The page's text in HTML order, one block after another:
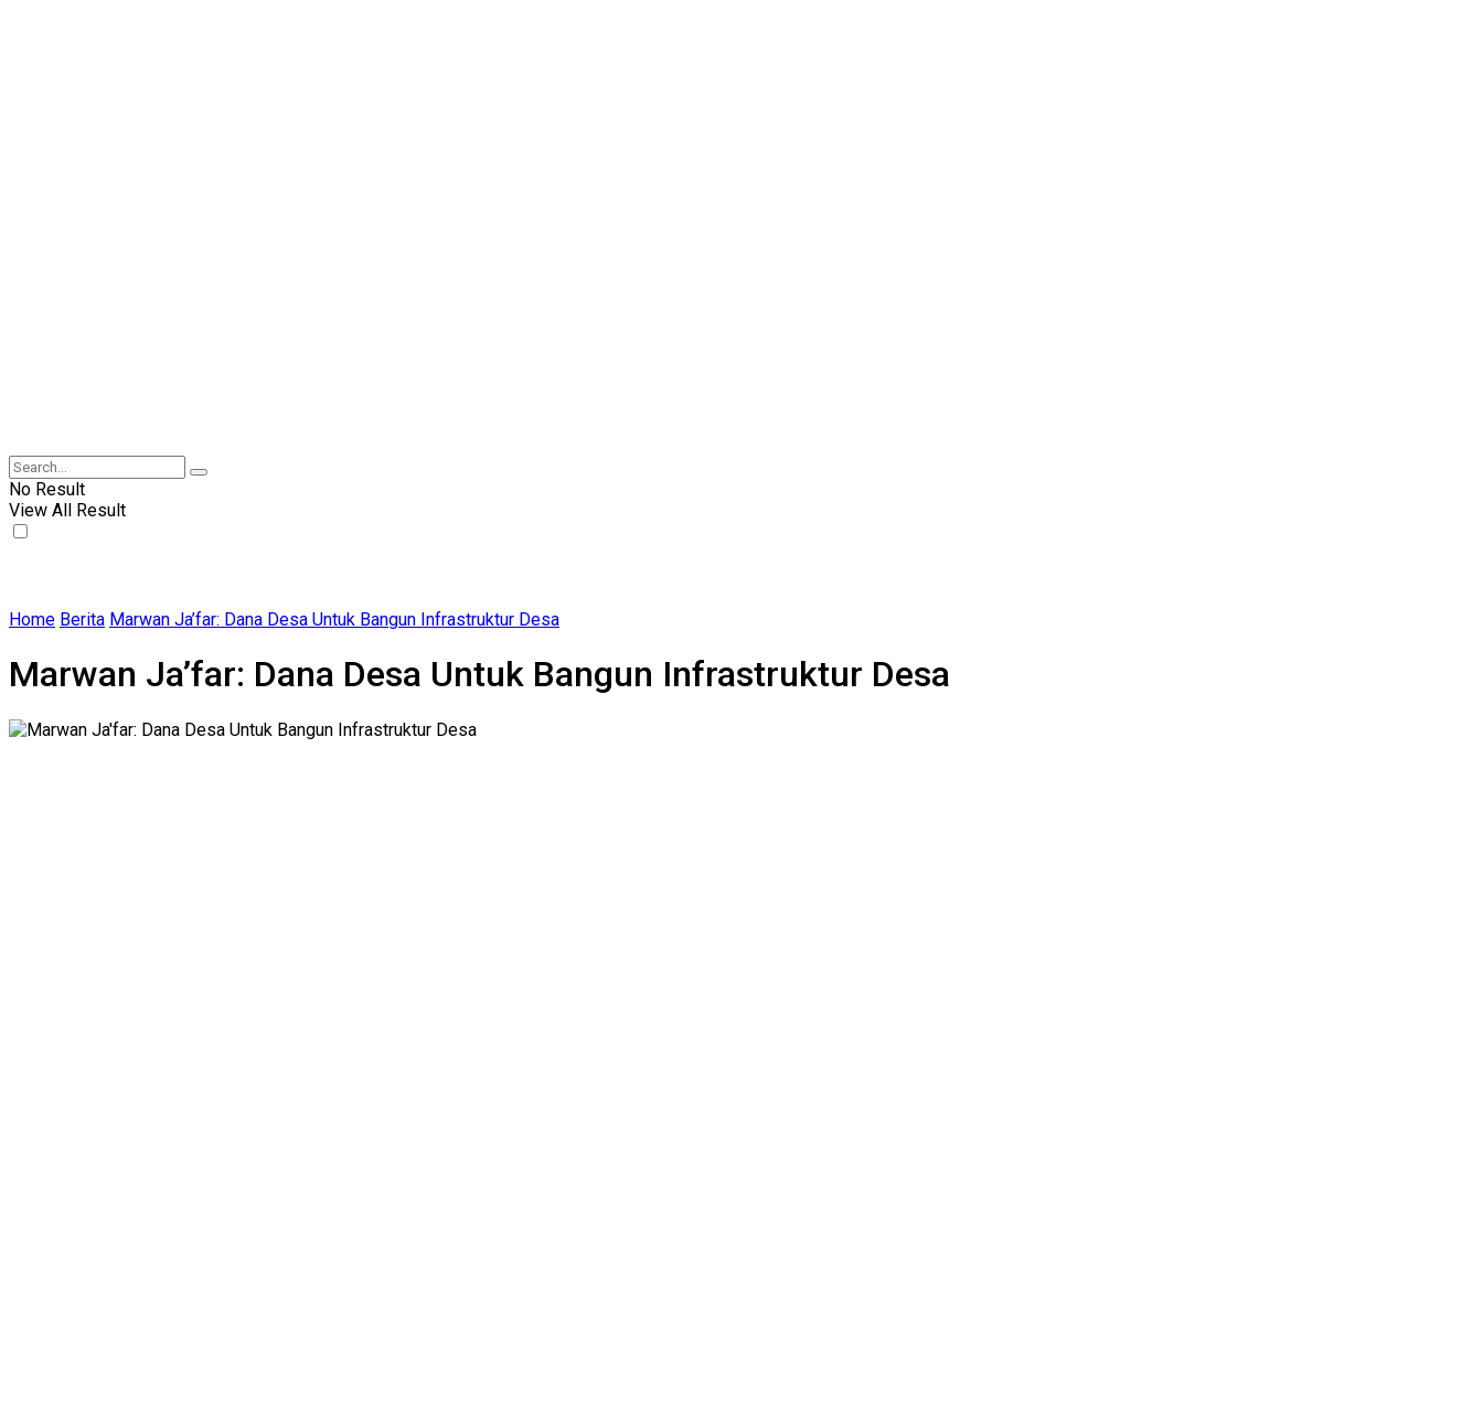
No Result
View All Result
Home Berita Marwan Ja’far: Dana Desa Untuk Bangun Infrastruktur Desa
Marwan Ja’far: Dana Desa Untuk Bangun Infrastruktur Desa